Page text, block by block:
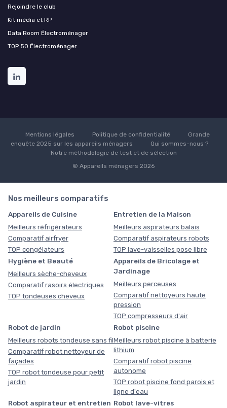
Rejoindre le club
Kit média et RP
Data Room Électroménager
TOP 50 Électroménager
Mentions légales Politique de confidentialité
Grande
enquête 2025 sur les appareils ménagers
Qui sommes-nous ?
Notre méthodologie de test et de sélection
© Appareils ménagers 2026
Nos meilleurs comparatifs
Appareils de Cuisine
Meilleurs réfrigérateurs
Comparatif airfryer
TOP congélateurs
Entretien de la Maison
Meilleurs aspirateurs balais
Comparatif aspirateurs robots
TOP lave-vaisselles pose libre
Hygiène et Beauté
Meilleurs sèche-cheveux
Comparatif rasoirs électriques
TOP tondeuses cheveux
Appareils de Bricolage et
Jardinage
Meilleurs perceuses
Comparatif nettoyeurs haute
pression
TOP compresseurs d'air
Robot de jardin
Meilleurs robots tondeuse sans fil
Comparatif robot nettoyeur de
façades
TOP robot tondeuse pour petit
jardin
Robot piscine
Meilleurs robot piscine à batterie
lithium
Comparatif robot piscine
autonome
TOP robot piscine fond parois et
ligne d'eau
Robot aspirateur et entretien Robot lave-vitres